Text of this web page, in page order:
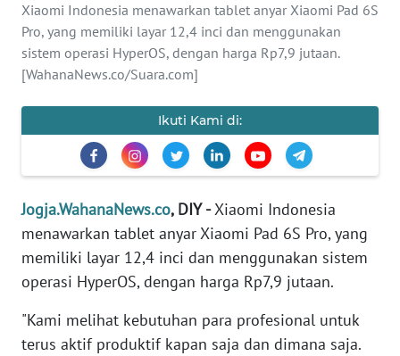
Xiaomi Indonesia menawarkan tablet anyar Xiaomi Pad 6S
Pro, yang memiliki layar 12,4 inci dan menggunakan
sistem operasi HyperOS, dengan harga Rp7,9 jutaan.
[WahanaNews.co/Suara.com]
Ikuti Kami di:
Jogja.WahanaNews.co, DIY -Xiaomi Indonesia
menawarkan tablet anyar Xiaomi Pad 6S Pro, yang
memiliki layar 12,4 inci dan menggunakan sistem
operasi HyperOS, dengan harga Rp7,9 jutaan.
"Kami melihat kebutuhan para profesional untuk
terus aktif produktif kapan saja dan dimana saja.
INFO
TENTANG
PEDOMAN
SIBER
REDAKSI